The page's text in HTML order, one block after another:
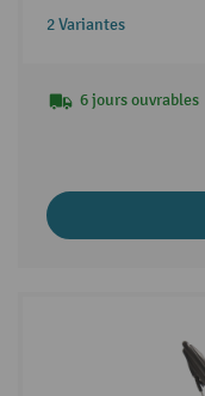
2 Variantes
6 jours ouvrables